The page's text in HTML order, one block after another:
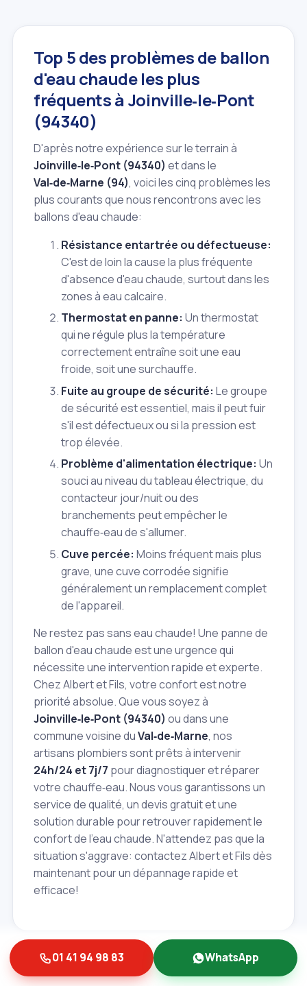
Top 5 des problèmes de ballon
d'eau chaude les plus
fréquents à Joinville‑le‑Pont
(94340)
D'après notre expérience sur le terrain à
Joinville‑le‑Pont (94340) et dans le
Val‑de‑Marne (94), voici les cinq problèmes les
plus courants que nous rencontrons avec les
ballons d'eau chaude:
Résistance entartrée ou défectueuse:
C'est de loin la cause la plus fréquente
d'absence d'eau chaude, surtout dans les
zones à eau calcaire.
Thermostat en panne: Un thermostat
qui ne régule plus la température
correctement entraîne soit une eau
froide, soit une surchauffe.
Fuite au groupe de sécurité: Le groupe
de sécurité est essentiel, mais il peut fuir
s'il est défectueux ou si la pression est
trop élevée.
Problème d'alimentation électrique: Un
souci au niveau du tableau électrique, du
contacteur jour/nuit ou des
branchements peut empêcher le
chauffe‑eau de s'allumer.
Cuve percée: Moins fréquent mais plus
grave, une cuve corrodée signifie
généralement un remplacement complet
de l'appareil.
Ne restez pas sans eau chaude! Une panne de
ballon d'eau chaude est une urgence qui
nécessite une intervention rapide et experte.
Chez Albert et Fils, votre confort est notre
priorité absolue. Que vous soyez à
Joinville‑le‑Pont (94340) ou dans une
commune voisine duVal‑de‑Marne, nos
artisans plombiers sont prêts à intervenir
24h/24 et 7j/7 pour diagnostiquer et réparer
votre chauffe‑eau. Nous vous garantissons un
service de qualité, un devis gratuit et une
solution durable pour retrouver rapidement le
confort de l'eau chaude. N'attendez pas que la
situation s'aggrave: contactez Albert et Fils dès
maintenant pour un dépannage rapide et
efficace!
les tarifs indiqués sont donnés à titre
01 41 94 98 83 WhatsApp